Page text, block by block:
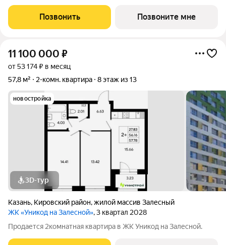
Позвонить Позвоните мне
11 100 000 ₽
от 53 174 ₽ в месяц
57,8 м²
2-комн. квартира 8 этаж из 13
новостройка
3D-тур
Казань, Кировский район,жилой массив Залесный
ЖК «Уникод на Залесной», 3 квартал 2028
Продается 2комнатная квартира в ЖК Уникод на Залесной.